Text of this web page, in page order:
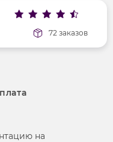
гладкий
72 заказов
на